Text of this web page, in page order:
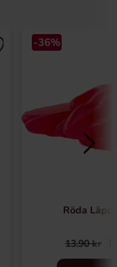
-36%
Röda
13.90 kr